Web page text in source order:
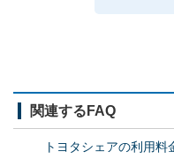
関連するFAQ
トヨタシェアの利用料